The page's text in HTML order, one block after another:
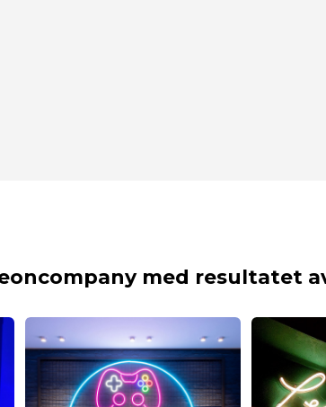
med resultatet